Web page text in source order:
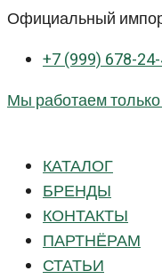
Перейти
контенту
Официальный
+7 (999) 678-
Мы работаем
КАТАЛОГ
БРЕНДЫ
КОНТАКТЫ
ПАРТНЁРАМ
СТАТЬИ